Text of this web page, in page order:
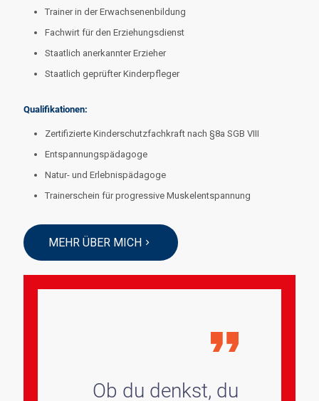
Trainer in der Erwachsenenbildung
Fachwirt für den Erziehungsdienst
Staatlich anerkannter Erzieher
Staatlich geprüfter Kinderpfleger
Qualifikationen:
Zertifizierte Kinderschutzfachkraft nach §8a SGB VIII
Entspannungspädagoge
Natur- und Erlebnispädagoge
Trainerschein für progressive Muskelentspannung
MEHR ÜBER MICH
Ob du denkst, du